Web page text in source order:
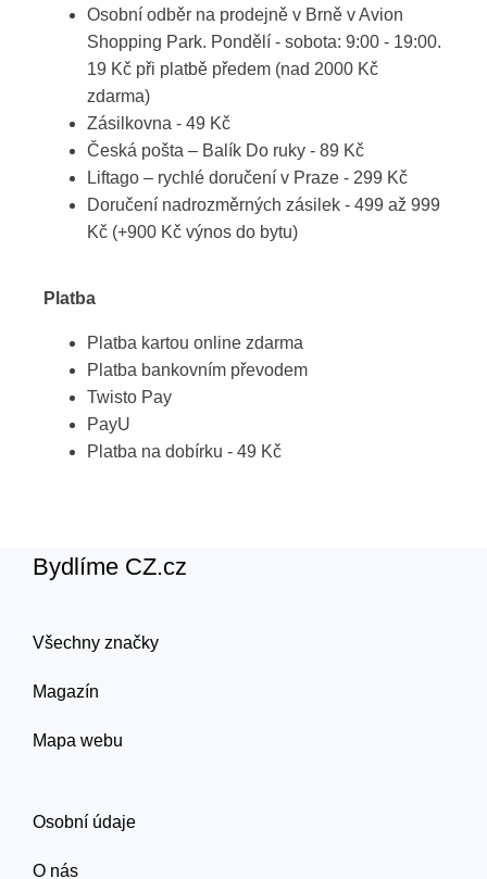
Osobní odběr na prodejně v Brně v Avion
Shopping Park. Pondělí - sobota: 9:00 - 19:00.
19 Kč při platbě předem (nad 2000 Kč
zdarma)
Zásilkovna - 49 Kč
Česká pošta – Balík Do ruky - 89 Kč
Liftago – rychlé doručení v Praze - 299 Kč
Doručení nadrozměrných zásilek - 499 až 999
Kč (+900 Kč výnos do bytu)
Platba
Platba kartou online zdarma
Platba bankovním převodem
Twisto Pay
PayU
Platba na dobírku - 49 Kč
Bydlíme CZ.cz
Všechny značky
Magazín
Mapa webu
Osobní údaje
O nás